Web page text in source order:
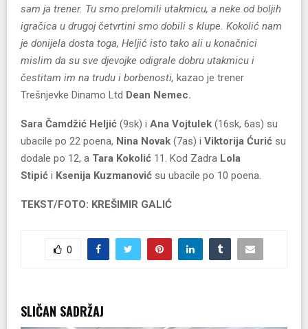
sam ja trener. Tu smo prelomili utakmicu, a neke od boljih
igračica u drugoj četvrtini smo dobili s klupe. Kokolić nam
je donijela dosta toga, Heljić isto tako ali u konačnici
mislim da su sve djevojke odigrale dobru utakmicu i
čestitam im na trudu i borbenosti, kazao je trener
Trešnjevke Dinamo Ltd Dean Nemec.
Sara Čamdžić Heljić (9sk) i Ana Vojtulek (16sk, 6as) su
ubacile po 22 poena, Nina Novak (7as) i Viktorija Ćurić su
dodale po 12, a Tara Kokolić 11. Kod Zadra Lola
Stipić i Ksenija Kuzmanović su ubacile po 10 poena.
TEKST/FOTO: KREŠIMIR GALIĆ
0
SLIČAN SADRŽAJ